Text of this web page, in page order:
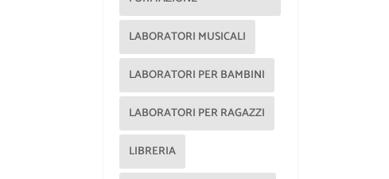
LABORATORI MUSICALI
LABORATORI PER BAMBINI
LABORATORI PER RAGAZZI
LIBRERIA